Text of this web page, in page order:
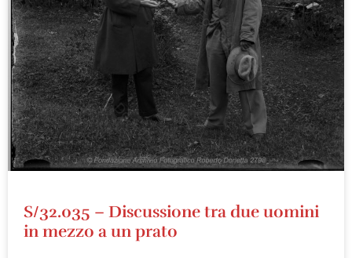
S/32.035 – Discussione tra due uomini
in mezzo a un prato